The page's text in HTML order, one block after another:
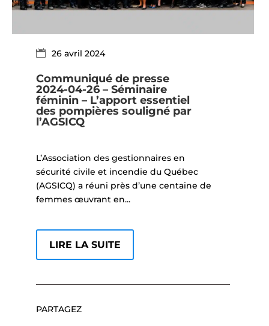
26 avril 2024
Communiqué de presse
2024-04-26 – Séminaire
féminin – L’apport essentiel
des pompières souligné par
l’AGSICQ
L’Association des gestionnaires en
sécurité civile et incendie du Québec
(AGSICQ) a réuni près d’une centaine de
femmes œuvrant en...
LIRE LA SUITE
PARTAGEZ